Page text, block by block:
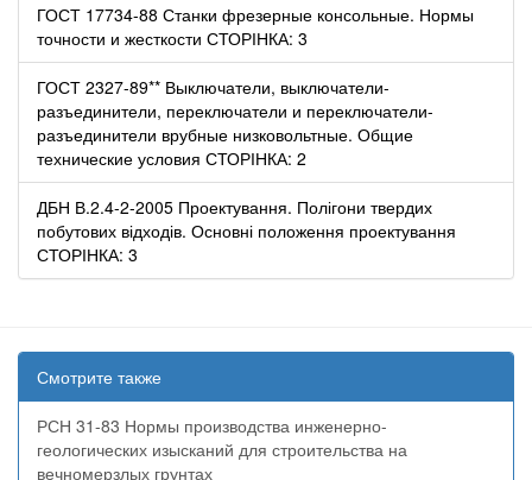
ГОСТ 17734-88 Станки фрезерные консольные. Нормы
точности и жесткости СТОРІНКА: 3
ГОСТ 2327-89** Выключатели, выключатели-
разъединители, переключатели и переключатели-
разъединители врубные низковольтные. Общие
технические условия СТОРІНКА: 2
ДБН В.2.4-2-2005 Проектування. Полігони твердих
побутових відходів. Основні положення проектування
СТОРІНКА: 3
Смотрите также
РСН 31-83 Нормы производства инженерно-
геологических изысканий для строительства на
вечномерзлых грунтах